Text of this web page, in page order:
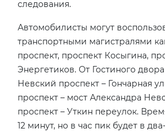
следования.
Автомобилисты могут
транспортными магистралями
проспект, проспект Косыгина,
Энергетиков. От Гостиного
Невский проспект – Гончарная
проспект – мост Александра
проспект – Уткин переулок.
12 минут, но в час пик будет в